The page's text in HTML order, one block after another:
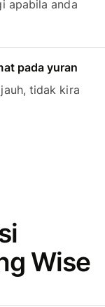
apabila anda
pada yuran
tidak kira
Wise